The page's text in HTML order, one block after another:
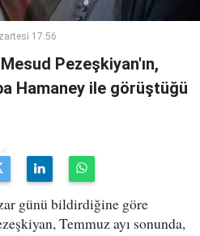
17:56
Pezeşkiyan'ın,
Hamaney ile görüştüğü
günü bildirdiğine göre
Temmuz ayı sonunda,